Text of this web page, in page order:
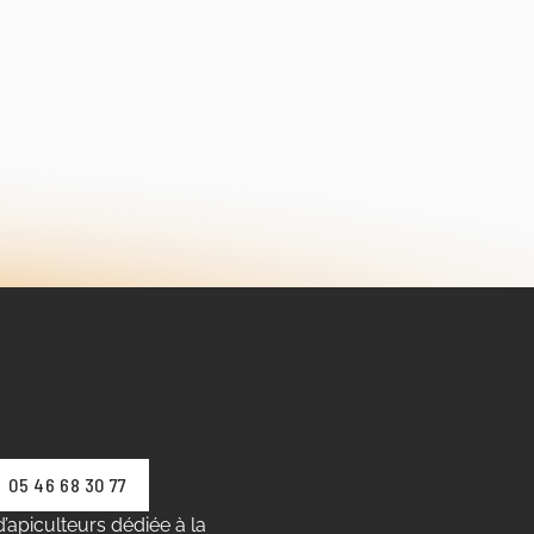
05 46 68 30 77
dédiée à la